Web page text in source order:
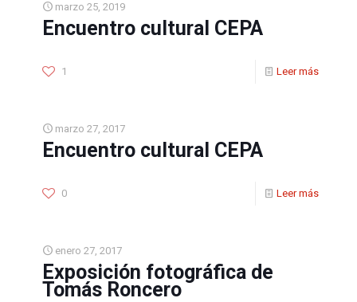
marzo 25, 2019
Encuentro cultural CEPA
1 Leer más
marzo 27, 2017
Encuentro cultural CEPA
0 Leer más
enero 27, 2017
Exposición fotográfica de
Tomás Roncero